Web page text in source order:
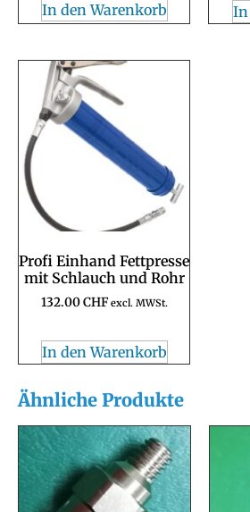
In den Warenkorb In
Profi Einhand Fettpresse
mit Schlauch und Rohr
132.00CHF excl. MWSt.
In den Warenkorb
Ähnliche Produkte